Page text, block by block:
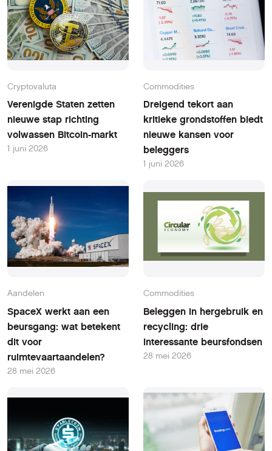
Cryptovaluta
Verenigde Staten zetten
nieuwe stap richting
volwassen Bitcoin-markt
1 juni 2026
Commodities
Dreigend tekort aan
kritieke grondstoffen biedt
nieuwe kansen voor
beleggers
1 juni 2026
Aandelen
SpaceX werkt aan een
beursgang: wat betekent
dit voor
ruimtevaartaandelen?
28 mei 2026
Commodities
Beleggen in hergebruik en
recycling: drie
interessante beursfondsen
28 mei 2026